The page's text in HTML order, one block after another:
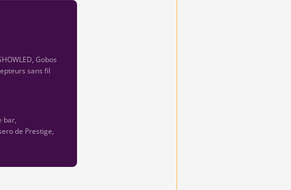
Gobos
sans fil
bar,
de Prestige,